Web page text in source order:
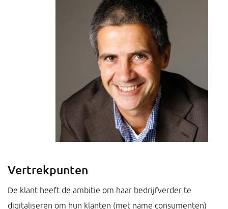
Vertrekpunten
De klant heeft de ambitie om haar bedrijfverder te
digitaliseren om hun klanten (met name consumenten)